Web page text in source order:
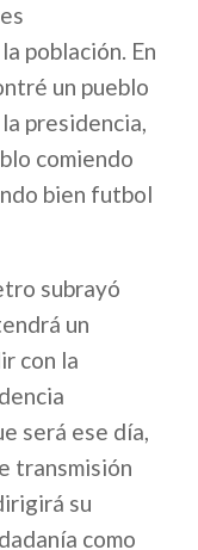
población. En
un pueblo
presidencia,
comiendo
bien futbol
subrayó
un
con la
será ese día,
transmisión
su
como